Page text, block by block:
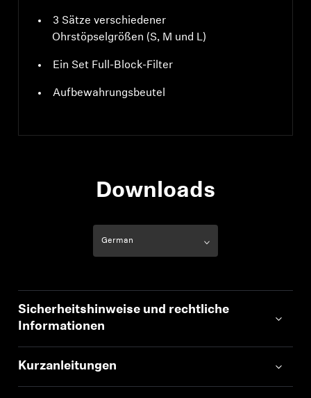
3 Sätze verschiedener
Ohrstöpselgrößen (S, M und L)
Ein Set Full-Block-Filter
Aufbewahrungsbeutel
Downloads
Sicherheitshinweise und rechtliche
Informationen
Kurzanleitungen